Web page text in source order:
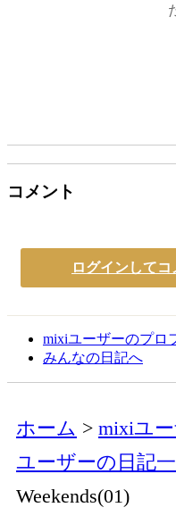
コメント
ログインして
mixiユーザーのプロ
みんなの日記へ
ホーム mixiユー
ユーザーの日記
Weekends(01)